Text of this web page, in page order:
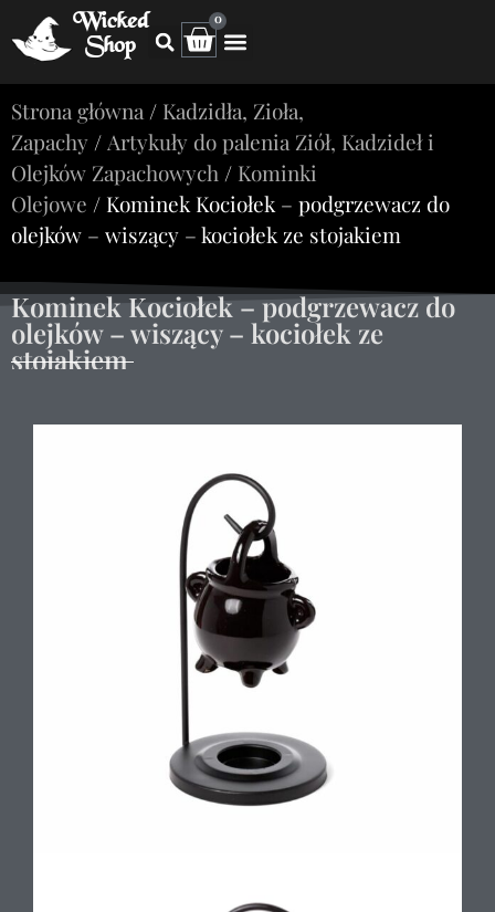
Wicked
Shop
0
Strona główna / Kadzidła, Zioła,
Zapachy / Artykuły do palenia Ziół, Kadzideł i
Olejków Zapachowych / Kominki
Olejowe / Kominek Kociołek – podgrzewacz do
olejków – wiszący – kociołek ze stojakiem
Kominek Kociołek – podgrzewacz do
olejków – wiszący – kociołek ze
stojakiem